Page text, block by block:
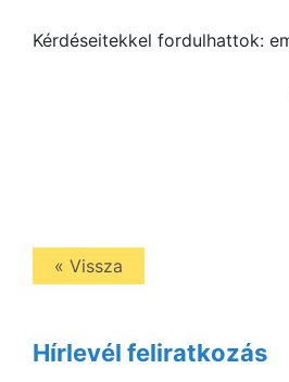
Kérdéseitekkel fordulhattok:
tel.:Radnainé
« Vissza
Hírlevél feliratkozás